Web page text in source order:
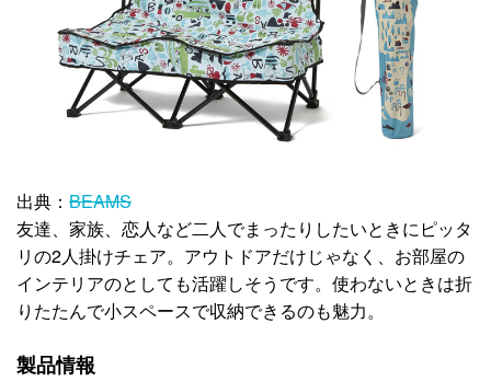
出典： BEAMS
友達、家族、恋人など二人でまったりしたいときにピッタ
リの2人掛けチェア。アウトドアだけじゃなく、お部屋の
インテリアのとしても活躍しそうです。使わないときは折
りたたんで小スペースで収納できるのも魅力。
製品情報